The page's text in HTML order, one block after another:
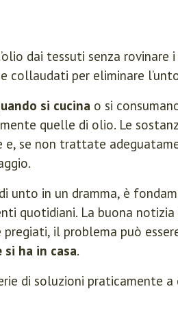
dai tessuti senza rovinare
collaudati per eliminare
si cucina o si
quelle di olio. Le
se non trattate
unto in un dramma, è
quotidiani. La buona notizia
il problema può
si ha in casa.
di soluzioni praticamente a